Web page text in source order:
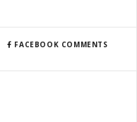
FACEBOOK COMMENTS